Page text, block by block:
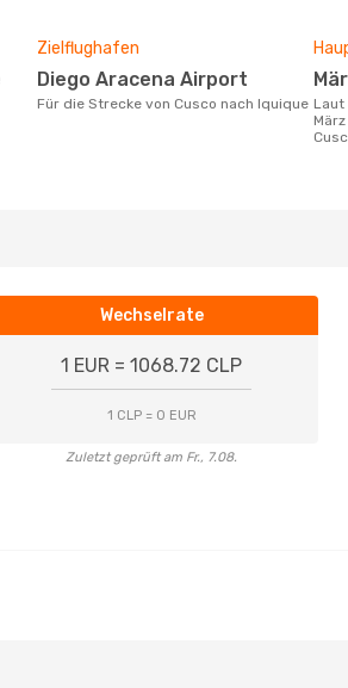
Zielflughafen
Diego Aracena Airport
Für die Strecke von Cusco nach Iquique Laut Suchanfragen unserer Kunden ist
Wechselrate
1 EUR = 1068.72 CLP
1 CLP = 0 EUR
Zuletzt geprüft am Fr., 7.08.